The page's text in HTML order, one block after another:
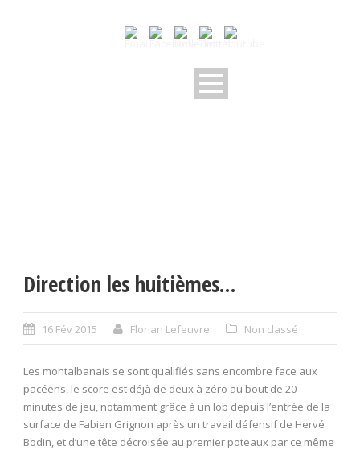
Direction les huitièmes…
16 Fév 2015 Florian Lefeuvre Non classé
Les montalbanais se sont qualifiés sans encombre face aux
pacéens, le score est déjà de deux à zéro au bout de 20
minutes de jeu, notamment grâce à un lob depuis l’entrée de la
surface de Fabien Grignon après un travail défensif de Hervé
Bodin, et d’une tête décroisée au premier poteaux par ce même